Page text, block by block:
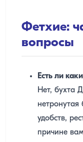
Фетхие:
вопросы
Есть ли
Нет, бухта
нетронутая
удобств,
причине